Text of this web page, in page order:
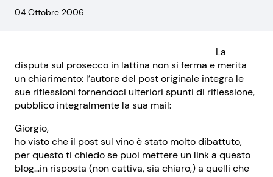
04 Ottobre 2006
La
disputa sul prosecco in lattina non si ferma e merita
un chiarimento: l’autore del post originale integra le
sue riflessioni fornendoci ulteriori spunti di riflessione,
pubblico integralmente la sua mail:
Giorgio,
ho visto che il post sul vino è stato molto dibattuto,
per questo ti chiedo se puoi mettere un link a questo
blog…in risposta (non cattiva, sia chiaro,) a quelli che